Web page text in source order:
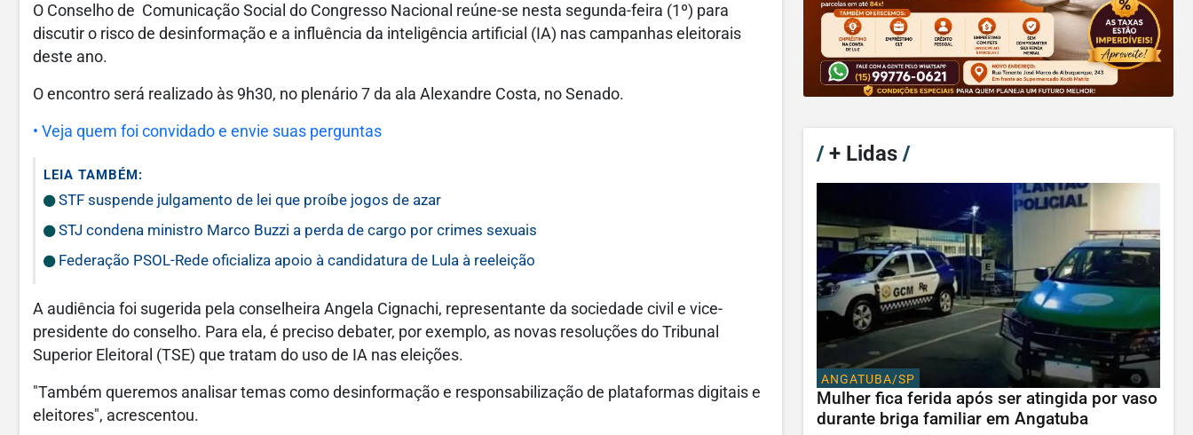
O Conselho de Comunicação Social do Congresso Nacional reúne-se nesta segunda-feira (1º) para
discutir o risco de desinformação e a influência da inteligência artificial (IA) nas campanhas eleitorais
deste ano.
O encontro será realizado às 9h30, no plenário 7 da ala Alexandre Costa, no Senado.
• Veja quem foi convidado e envie suas perguntas
LEIA TAMBÉM:
STF suspende julgamento de lei que proíbe jogos de azar
STJ condena ministro Marco Buzzi a perda de cargo por crimes sexuais
Federação PSOL-Rede oficializa apoio à candidatura de Lula à reeleição
A audiência foi sugerida pela conselheira Angela Cignachi, representante da sociedade civil e vice-
presidente do conselho. Para ela, é preciso debater, por exemplo, as novas resoluções do Tribunal
Superior Eleitoral (TSE) que tratam do uso de IA nas eleições.
"Também queremos analisar temas como desinformação e responsabilização de plataformas digitais e
eleitores", acrescentou.
/+ Lidas /
ANGATUBA/SP
Mulher fica ferida após ser atingida por vaso
durante briga familiar em Angatuba